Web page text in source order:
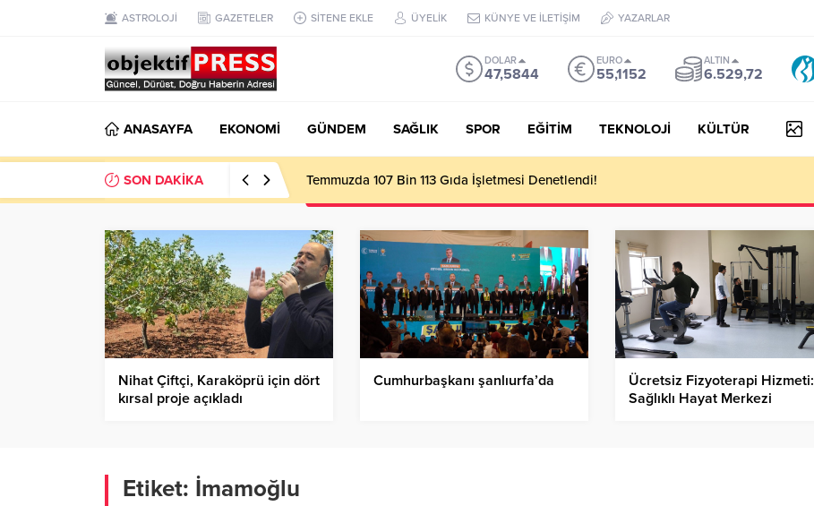
ASTROLOJİ GAZETELER SİTENE EKLE ÜYELİK KÜNYE VE İLETİŞİM YAZARLAR
DOLAR
47,5844
EURO
55,1152
ALTIN
6.529,72
ANASAYFA EKONOMİ GÜNDEM SAĞLIK SPOR EĞİTİM TEKNOLOJİ KÜLTÜR
SON DAKİKA Temmuzda 107 Bin 113 Gıda İşletmesi Denetlendi!
Nihat Çiftçi, Karaköprü için dört
kırsal proje açıkladı
Cumhurbaşkanı şanlıurfa’da
Ücretsiz Fizyoterapi Hizmeti:
Sağlıklı Hayat Merkezi
Etiket: İmamoğlu